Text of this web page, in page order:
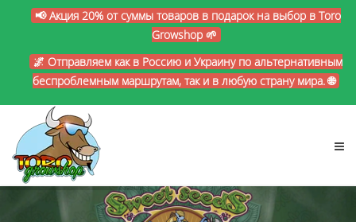
📢 Акция 20% от суммы товаров в подарок на выбор в Toro
Growshop 🌱
🌌 Отправляем как в Россию и Украину по альтернативным
беспроблемным маршрутам, так и в любую страну мира. 🌐